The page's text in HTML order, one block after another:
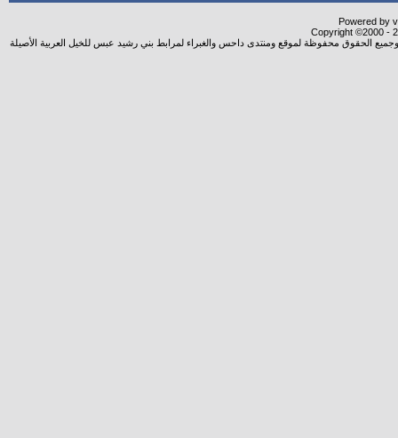
Powered by
Copyright ©2000 -
الحقوق محفوظة لموقع ومنتدى داحس والغبراء لمرابط بني رشيد عبس للخيل العربية الأصيلة